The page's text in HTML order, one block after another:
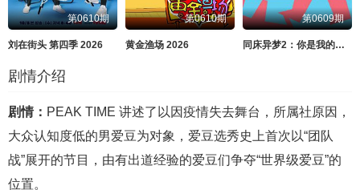
第0610期
刘在街头 第四季 2026
第0610期
黄金渔场 2026
第0609期
同床异梦2：你是我的命运 2026
剧情介绍
剧情： PEAK TIME 讲述了以因疫情失去舞台，所属社原因，
大众认知度低的男爱豆为对象，爱豆选秀史上首次以“团队
战”展开的节目，由有出道经验的爱豆们争夺“世界级爱豆”的
位置。